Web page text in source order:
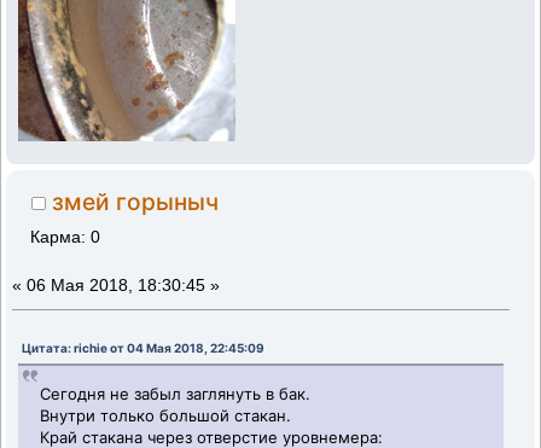
змей горыныч
Карма: 0
« 06 Мая 2018, 18:30:45 »
Цитата: richie от 04 Мая 2018, 22:45:09
Сегодня не забыл заглянуть в бак.
Внутри только большой стакан.
Край стакана через отверстие уровнемера: